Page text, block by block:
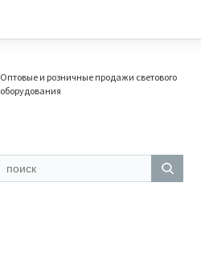
Оптовые и розничные продажи светового
оборудования